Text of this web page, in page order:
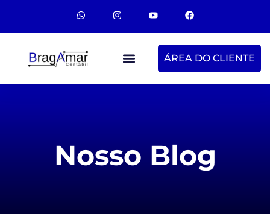
ÁREA DO CLIENTE
Nosso Blog